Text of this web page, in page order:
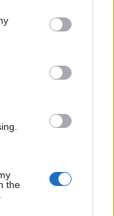
the
τον
η
περί Πλοήγησης
- PBN) για τον